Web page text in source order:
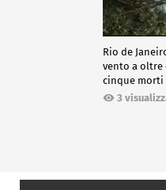
Rio de
vento a oltre
cinque morti
3